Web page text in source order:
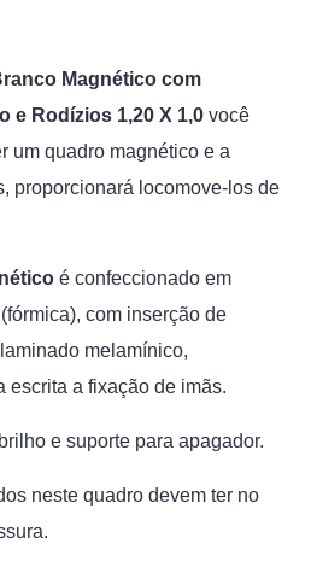
Magnético com
e Rodízios 1,20 X 1,0 você
um quadro magnético e a
proporcionará locomove-los de
é confeccionado em
com inserção de
melamínico,
escrita a fixação de imãs.
e suporte para apagador.
neste quadro devem ter no